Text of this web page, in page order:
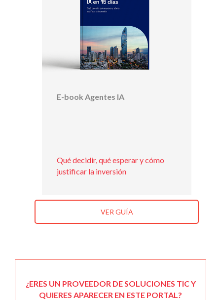
E-book Agentes IA
Qué decidir, qué esperar y cómo
justificar la inversión
VER GUÍA
¿ERES UN PROVEEDOR DE SOLUCIONES TIC Y
QUIERES APARECER EN ESTE PORTAL?